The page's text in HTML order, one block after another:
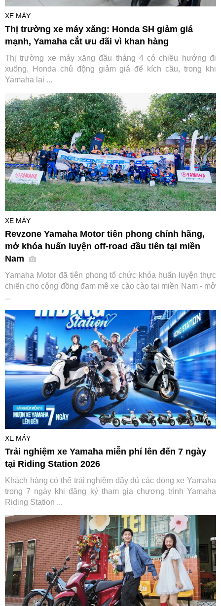
XE MÁY
Thị trường xe máy xăng: Honda SH giảm giá
mạnh, Yamaha cắt ưu đãi vì khan hàng
Thị trường xe máy xăng đầu tháng 4 có chiều hướng đi
xuống, Honda chủ động giảm giá để kích cầu, trong khi
Yamaha lại ...
XE MÁY
Revzone Yamaha Motor tiên phong chính hãng,
mở khóa huấn luyện off-road đầu tiên tại miền
Nam
Yamaha Motor đã tiên phong tổ chức khóa huấn luyện thực
chiến cho cộng đồng đam mê xe cào cào tại miền Nam - mở
...
XE MÁY
Trải nghiệm xe Yamaha miễn phí lên đến 7 ngày
tại Riding Station 2026
Khách hàng có thể trải nghiệm đầy đủ các dòng xe Yamaha
trong 7 ngày khi đăng ký tham gia chương trình Yamaha
Riding Station ...